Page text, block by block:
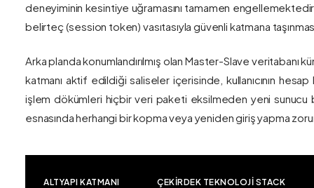
deneyiminin kesintiye uğramasını tamamen
belirteç (session token) vasıtasıyla güvenli katmana
Arka planda konumlandırılmış olan Master-Slave veritabanı
katmanı aktif edildiği saliseler içerisinde, kullanıcının
işlem dökümleri hiçbir veri paketi eksilmeden yeni sunucu
esnasında herhangi bir kopma veya yeniden giriş yapma
ALTYAPI KATMANI ÇEKIRDEK TEKNOLOJI STACK